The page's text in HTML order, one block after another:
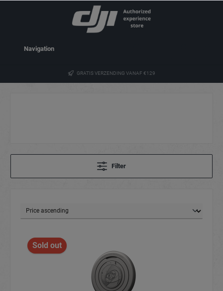
Navigation
GRATIS VERZENDING VANAF €129
Filter
Sold out